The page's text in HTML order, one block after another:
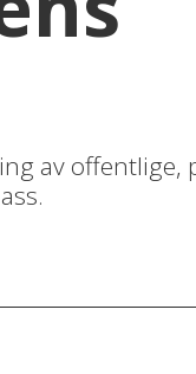
av offentlige,